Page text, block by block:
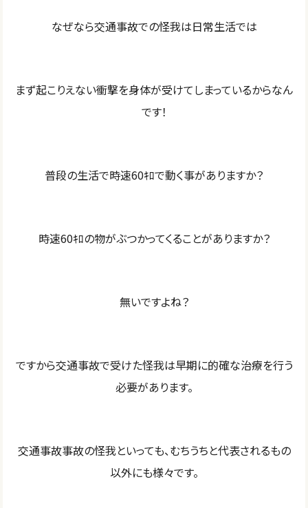
なぜなら交通事故での怪我は日常生活では
まず起こりえない衝撃を身体が受けてしまっているからなん
です！
普段の生活で時速60ｷﾛで動く事がありますか？
時速60ｷﾛの物がぶつかってくることがありますか？
無いですよね？
ですから交通事故で受けた怪我は早期に的確な治療を行う
必要があります。
交通事故事故の怪我といっても、むちうちと代表されるもの
以外にも様々です。